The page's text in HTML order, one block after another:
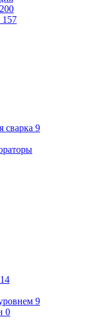
200
157
сварка 9
14
9
0